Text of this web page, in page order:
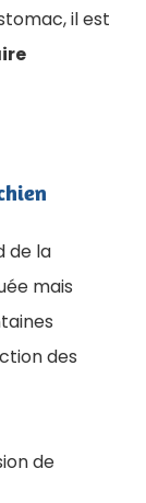
il est
de la
mais
des
de